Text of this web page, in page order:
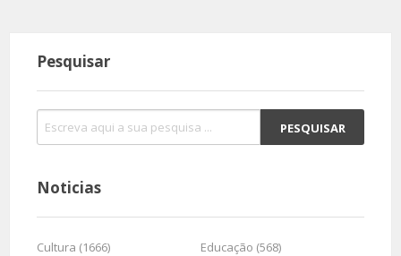
Pesquisar
Noticias
Cultura (1666)
Educação (568)